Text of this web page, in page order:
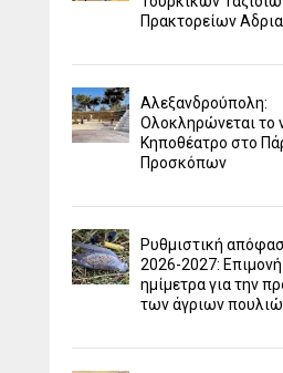
Πρακτορείων
Αλεξανδρούπολη:
Ολοκληρώνεται το
Κηποθέατρο στο
Προσκόπων
Ρυθμιστική
2026-2027:
ημίμετρα για την
των άγριων